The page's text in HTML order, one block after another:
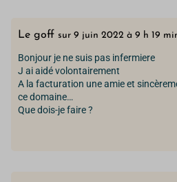
Le goff sur 9 juin 2022 à 9 h 19
Bonjour je ne suis pas infermiere
J ai aidé volontairement
A la facturation une amie et
ce domaine…
Que dois-je faire ?